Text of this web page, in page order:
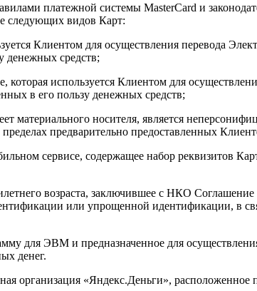
платежной системы MasterCard и
следующих видов Карт:
Клиентом для осуществления перевода
денежных средств;
используется Клиентом для
в его пользу денежных средств;
материального носителя, является
предварительно предоставленных
сервисе, содержащее набор реквизитов
возраста, заключившее с НКО
или упрощенной идентификации, в
для ЭВМ и предназначенное для
денег.
организация «Яндекс.Деньги»,